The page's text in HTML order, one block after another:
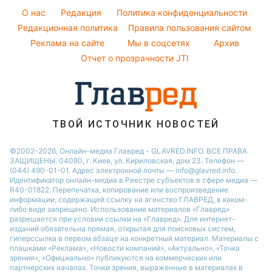
Новости Полтавы
Виталий Козловский
Потап
София Ротару
Напитки
Праздничное меню
Оптические иллюзии
Народные приметы
Все о шоу-бизнесе
O нас Редакция
Политика конфиденциальности
Редакционная политика
Правила пользования сайтом
Реклама на сайте
Мы в соцсетях
Архив
Отчет о прозрачности JTI
ТВОЙ ИСТОЧНИК НОВОСТЕЙ
©2002-2026, Онлайн-медиа Главред - GLAVRED.INFO. ВСЕ ПРАВА
ЗАЩИЩЕНЫ. 04080, г. Киев, ул. Кириловская, дом 23. Телефон —
(044) 490-01-01. Адрес электронной почты — info@glavred.info.
Идентификатор онлайн-медиа в Реестре cубъектов в сфере медиа —
R40-01822. Перепечатка, копирование или воспроизведение
информации, содержащей ссылку на агенство ГЛАВРЕД, в каком-
либо виде запрещено. Использование материалов «Главред»
разрешается при условии ссылки на «Главред». Для интернет-
изданий обязательна прямая, открытая для поисковых систем,
гиперссылка в первом абзаце на конкретный материал. Материалы с
плашками «Реклама», «Новости компаний», «Актуально», «Точка
зрения», «Официально» публикуются на коммерческих или
партнерских началах. Точки зрения, выраженные в материалах в